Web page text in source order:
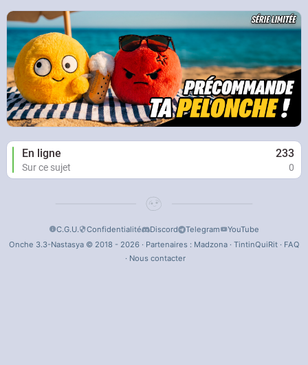
En ligne 233
Sur ce sujet 0
C.G.U. Confidentialité Discord Telegram
YouTube
Onche 3.3-Nastasya © 2018 - 2026 · Partenaires : Madzona· TintinQuiRit· FAQ
· Nous contacter